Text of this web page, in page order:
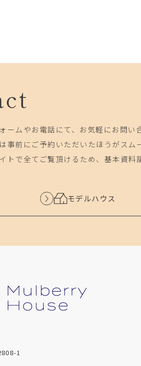
ームやお電話にて、お気軽にお問い
事前にご予約いただいたほうがスム
トで全てご覧頂けるため、基本資料
モデルハウス
1